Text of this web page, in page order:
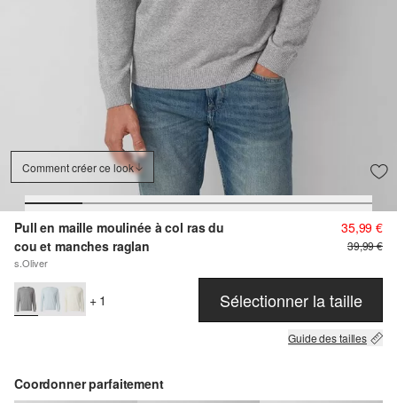
Comment créer ce look
Pull en maille moulinée à col ras du
cou et manches raglan
s.Oliver
35,99 €
39,99 €
+ 1 Sélectionner la taille
Guide des tailles
Coordonner parfaitement